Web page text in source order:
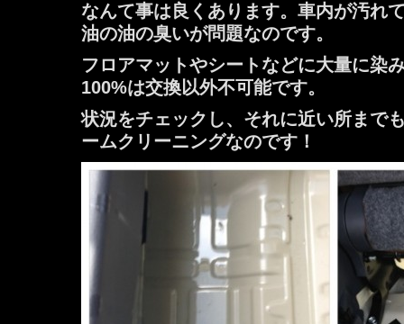
なんて事は良くあります。車内が汚れ
油の油の臭いが問題なのです。
フロアマットやシートなどに大量に染
100%は交換以外不可能です。
状況をチェックし、それに近い所まで
ームクリーニングなのです！